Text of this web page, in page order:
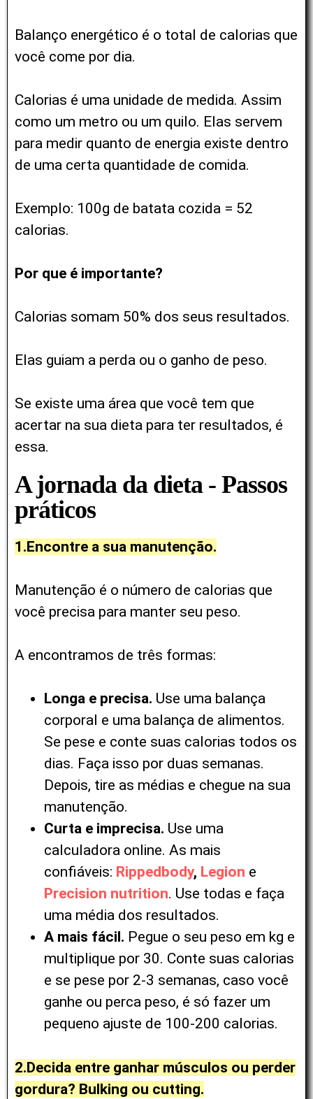
Balanço energético é o total de calorias que
você come por dia.
Calorias é uma unidade de medida. Assim
como um metro ou um quilo. Elas servem
para medir quanto de energia existe dentro
de uma certa quantidade de comida.
Exemplo: 100g de batata cozida = 52
calorias.
Por que é importante?
Calorias somam 50% dos seus resultados.
Elas guiam a perda ou o ganho de peso.
Se existe uma área que você tem que
acertar na sua dieta para ter resultados, é
essa.
A jornada da dieta - Passos
práticos
1.Encontre a sua manutenção.
Manutenção é o número de calorias que
você precisa para manter seu peso.
A encontramos de três formas:
Longa e precisa. Use uma balança
corporal e uma balança de alimentos.
Se pese e conte suas calorias todos os
dias. Faça isso por duas semanas.
Depois, tire as médias e chegue na sua
manutenção.
Curta e imprecisa. Use uma
calculadora online. As mais
confiáveis: Rippedbody, Legion e
Precision nutrition. Use todas e faça
uma média dos resultados.
A mais fácil. Pegue o seu peso em kg e
multiplique por 30. Conte suas calorias
e se pese por 2-3 semanas, caso você
ganhe ou perca peso, é só fazer um
pequeno ajuste de 100-200 calorias.
2.Decida entre ganhar músculos ou perder
gordura? Bulking ou cutting.